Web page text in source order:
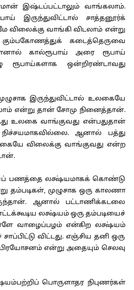
இஷ்டப்பட்டாலும் வாங்கலாம்.
இருந்துவிட்டால் சாத்தனூர்க்
விலைக்கு வாங்கி விடலாம் என்று
கடைத்தெருவை
கால்ரூபாய் அரை ரூபாய்
ரூபாய்களாக ஒன்றிரண்டாவது
இருந்துவிட்டால் உலகையே
என்று தான் சோமு நினைத்தான்.
உலகை வாங்குவது என்பதுதான்
ஆனால் பத்து
விலைக்கு வாங்குவது என்ற
பணத்தை லக்ஷ்யமாகக் கொண்டு
தம்படிகள், முழுசாக ஒரு காலணா
ஆனால் பட்டாணிக்கடலை
லக்ஷ்யம் ஒரு தம்படியைச்
வாழைப்பழம் என்கிற லக்ஷ்யம்
விட்டது. எஞ்சிய தனி ஒரு
என்று அதையும் செலவு
பொருளாதர நிபுணர்கள்